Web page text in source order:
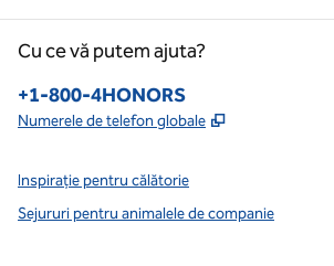
Cu ce vă putem ajuta?
Telefon:
+1-800-4HONORS
Numerele de telefon globale ,
Inspirație pentru călătorie
Sejururi pentru animalele de companie